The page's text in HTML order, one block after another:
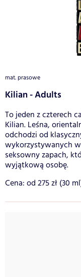
mat. prasowe
Kilian - Adults
To jeden z czterech
Kilian. Leśna,
odchodzi od
wykorzystywanych
seksowny zapach,
wyjątkową osobę.
Cena: od 275 zł (30